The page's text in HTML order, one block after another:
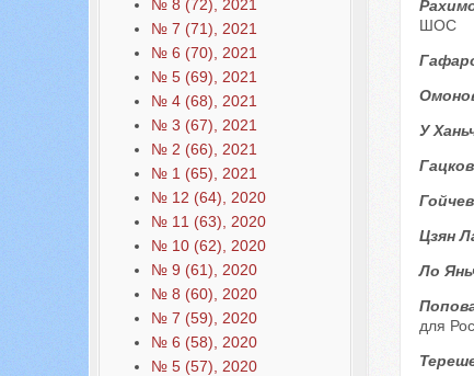
№ 8 (72), 2021
№ 7 (71), 2021
№ 6 (70), 2021
№ 5 (69), 2021
№ 4 (68), 2021
№ 3 (67), 2021
№ 2 (66), 2021
№ 1 (65), 2021
№ 12 (64), 2020
№ 11 (63), 2020
№ 10 (62), 2020
№ 9 (61), 2020
№ 8 (60), 2020
№ 7 (59), 2020
№ 6 (58), 2020
№ 5 (57), 2020
ШОС
У
Цзян
Ло
для